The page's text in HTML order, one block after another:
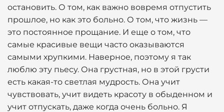
остановить. О том, как важно вовремя отпустить
прошлое, но как это больно. О том, что жизнь —
это постоянное прощание. И еще о том, что
самые красивые вещи часто оказываются
самыми хрупкими. Наверное, поэтому я так
люблю эту пьесу. Она грустная, но в этой грусти
есть какая-то светлая мудрость. Она учит
чувствовать, учит видеть красоту в обыденном и
учит отпускать, даже когда очень больно. Я